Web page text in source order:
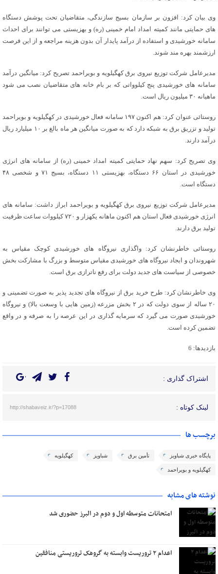
وی بیان کرد: افزون بر سازمان بسیج سازندگی، متقاضیان تحت پوشش دستگاه
های حمایتی مانند کمیته امداد امام خمینی (ره) و بهزیستی می توانند برای احداث
سامانه خورشیدی و استفاده از درآمد پایدار آن بدون هزینه مراجعه و از این فرصت
ارزشمند بهره مند شوند.
مدیرعامل شرکت توزیع نیروی برق کهگیلویه و بویراحمد تصریح کرد: میانگین درآمد
سامانه های خورشیدی پنج کیلوواتی که بر بام خانه های متقاضیان نصب می شود
ماهیانه ۳۰ میلیون ریال است.
روستائی عنوان کرد: هم اکنون ۱۹۷ سامانه فعال خورشیدی در کهگیلویه و بویراحمد
تولید و تزریق برق به شبکه دارد که به صورت میانگین هر ماه بالغ بر ۱۰ میلیارد ریال
درآمد دارند.
وی تصریح کرد: سهم نهاد حمایتی کمیته امداد خمینی (ره) از سامانه های انرژی
خورشیدی در استان ۶۶ دستگاه، بهزیستی ۱۱ دستگاه، بسیج ۷۱ و شخصی ۴۸
دستگاه است.
مدیرعامل شرکت توزیع نیروی برق کهگیلویه و بویراحمد ابراز داشت: سامانه های
انرژی خورشیدی فعال استان هم اکنون ماهانه یکهزار و ۷۲۰ کیلووات ساعت ظرفیت
تولید برق دارند.
روستائی خاطرنشان کرد: واگذاری نیروگاه های خورشیدی کوچک مقیاس به
شهروندان و ایجاد نیروگاه های خورشیدی مقیاس متوسط و بزرگ با مشارکت بخش
خصوصی از سیاست های جدید دولت برای رفع ناترازی برق است.
وی خاطرنشان کرد: طرح خرید برق از نیروگاه های تجدید پذیر به صورت تضمینی و
۲۰ ساله از سوی دولت که در ۲ بخش مزرعه (زمین هایی با وسعت بالا) و نیروگاه
خورشیدی صورت می گیرد که سرمایه گذاری در این عرصه را به صرفه و در واقع
تضمین کرده است.
بازدیدها: 6
اشتراک گذاری :
لینک کوتاه : http://shabaveiz.ir/?p=17088
برچسب ها
پایگاه خبری شباویز تأمین برق شباویز کهگیلویه
کهگیلویه و بویراحمد
نوشته های مشابه
امتحانات متوسطه اول و دوم در البرز حضوری شد
اعدام ۲ تروریست وابسته به گروهک تروریستی منافقین